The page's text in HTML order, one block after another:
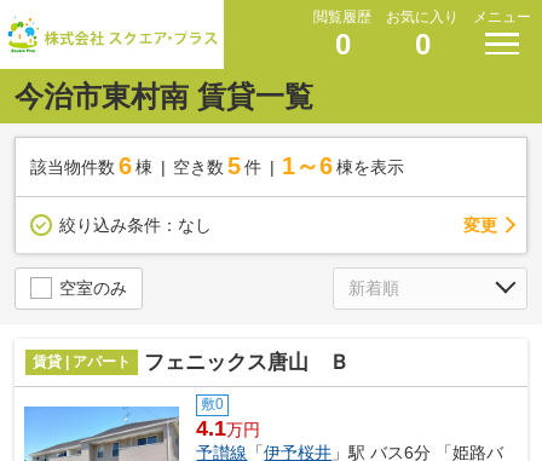
閲覧履歴
0
お気に入り
0
メニュー
今治市東村南 賃貸一覧
該当物件数 6棟 空き数 5 件 1～6 棟を表示
絞り込み条件： なし 変更
空室のみ
賃貸 | アパート フェニックス唐山 Ｂ
敷0
4.1万円
予讃線 「伊予桜井 」駅 バス6分 「姫路バ